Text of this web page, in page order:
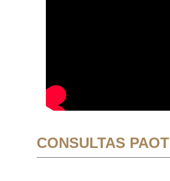
CONSULTAS PAOT